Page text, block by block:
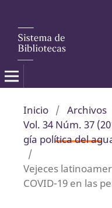
Inicio / Archivos
Vol. 34 Núm. 37
gía política del
/
Vejeces
COVID-19 en las